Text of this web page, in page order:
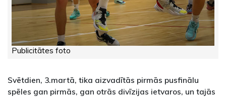
Publicitātes foto
Svētdien, 3.martā, tika aizvadītās pirmās pusfinālu
spēles gan pirmās, gan otrās divīzijas ietvaros, un tajās